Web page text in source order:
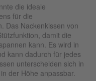
die ideale
für die
Das Nackenkissen von
damit die
kann. Es wird in
kann dadurch für jedes
unterscheiden sich in
der Höhe anpassbar.